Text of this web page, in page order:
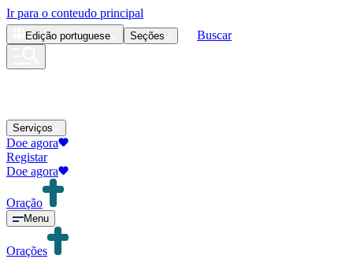
Ir para o conteudo principal
Edição portuguese Seções Buscar
Serviços
Doe agora
Registar
Doe agora
Oração
Menu
Orações